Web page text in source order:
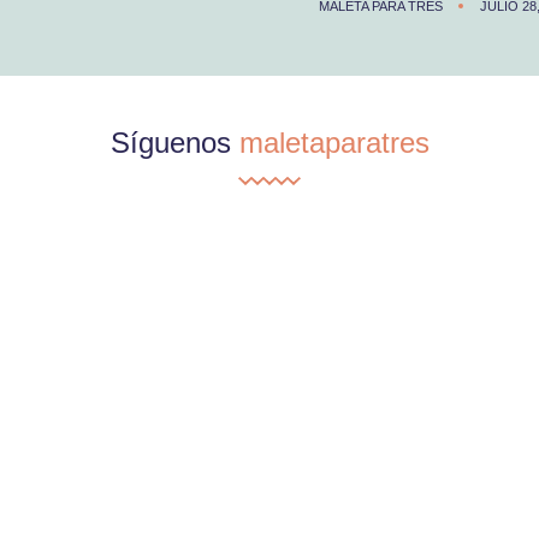
MALETA PARA TRES JULIO
Síguenos maletaparatres